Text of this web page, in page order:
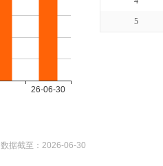
数据截至： 2026-06-30
5